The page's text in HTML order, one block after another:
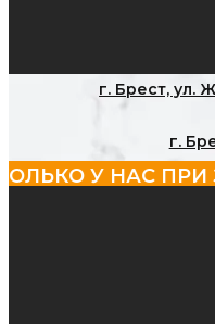
г. Брест, ул.
г.
У НАС ПРИ